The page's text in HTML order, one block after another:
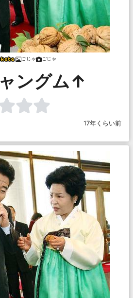
ごじゃ ごじゃ
ングム↑
17年くらい前